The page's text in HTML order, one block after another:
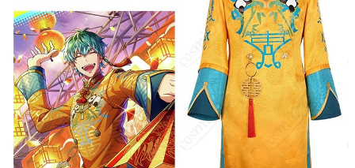
支払い方法
クレジットカード（VISA、Master、JCB、
Discover、AMERICAN EXPRESS）、
PayPal、銀行振込
着用シーン
コスプレイベント、写真撮影、舞台、公
演、ハロウィン、アニメコン、パーティー
収納方法
ハンガーに吊るす、収納ケースに入れる、
衣装袋に保管